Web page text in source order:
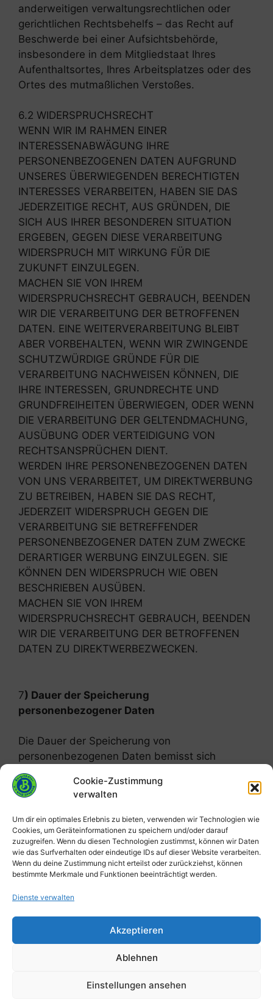
Cookie-Zustimmung
verwalten
Um dir ein optimales Erlebnis zu bieten, verwenden wir Technologien wie
Cookies, um Geräteinformationen zu speichern und/oder darauf
zuzugreifen. Wenn du diesen Technologien zustimmst, können wir Daten
wie das Surfverhalten oder eindeutige IDs auf dieser Website verarbeiten.
Wenn du deine Zustimmung nicht erteilst oder zurückziehst, können
bestimmte Merkmale und Funktionen beeinträchtigt werden.
Dienste verwalten
Akzeptieren
Ablehnen
Einstellungen ansehen
anderweitigen verwaltungsrechtlichen oder
gerichtlichen Rechtsbehelfs – das Recht auf
Beschwerde bei einer Aufsichtsbehörde,
insbesondere in dem Mitgliedstaat Ihres
Aufenthaltsortes, Ihres Arbeitsplatzes oder des
Ortes des mutmaßlichen Verstoßes.
6.2 WIDERSPRUCHSRECHT
WENN WIR IM RAHMEN EINER
INTERESSENABWÄGUNG IHRE
PERSONENBEZOGENEN DATEN AUFGRUND
UNSERES ÜBERWIEGENDEN BERECHTIGTEN
INTERESSES VERARBEITEN, HABEN SIE DAS
JEDERZEITIGE RECHT, AUS GRÜNDEN, DIE
SICH AUS IHRER BESONDEREN SITUATION
ERGEBEN, GEGEN DIESE VERARBEITUNG
WIDERSPRUCH MIT WIRKUNG FÜR DIE
ZUKUNFT EINZULEGEN.
MACHEN SIE VON IHREM
WIDERSPRUCHSRECHT GEBRAUCH, BEENDEN
WIR DIE VERARBEITUNG DER BETROFFENEN
DATEN. EINE WEITERVERARBEITUNG BLEIBT
ABER VORBEHALTEN, WENN WIR ZWINGENDE
SCHUTZWÜRDIGE GRÜNDE FÜR DIE
VERARBEITUNG NACHWEISEN KÖNNEN, DIE
IHRE INTERESSEN, GRUNDRECHTE UND
GRUNDFREIHEITEN ÜBERWIEGEN, ODER WENN
DIE VERARBEITUNG DER GELTENDMACHUNG,
AUSÜBUNG ODER VERTEIDIGUNG VON
RECHTSANSPRÜCHEN DIENT.
WERDEN IHRE PERSONENBEZOGENEN DATEN
VON UNS VERARBEITET, UM DIREKTWERBUNG
ZU BETREIBEN, HABEN SIE DAS RECHT,
JEDERZEIT WIDERSPRUCH GEGEN DIE
VERARBEITUNG SIE BETREFFENDER
PERSONENBEZOGENER DATEN ZUM ZWECKE
DERARTIGER WERBUNG EINZULEGEN. SIE
KÖNNEN DEN WIDERSPRUCH WIE OBEN
BESCHRIEBEN AUSÜBEN.
MACHEN SIE VON IHREM
WIDERSPRUCHSRECHT GEBRAUCH, BEENDEN
WIR DIE VERARBEITUNG DER BETROFFENEN
DATEN ZU DIREKTWERBEZWECKEN.
7) Dauer der Speicherung
personenbezogener Daten
Die Dauer der Speicherung von
personenbezogenen Daten bemisst sich
anhand der jeweiligen gesetzlichen
Aufbewahrungsfrist (z.B. handels- und
steuerrechtliche Aufbewahrungsfristen). Nach
Ablauf der Frist werden die entsprechenden
Daten routinemäßig gelöscht, sofern sie nicht
mehr zur Vertragserfüllung oder
Vertragsanbahnung erforderlich sind und/oder
unsererseits kein berechtigtes Interesse an der
Weiterspeicherung fortbesteht.
Datenschutzerklärung
Cookie-Richtlinie